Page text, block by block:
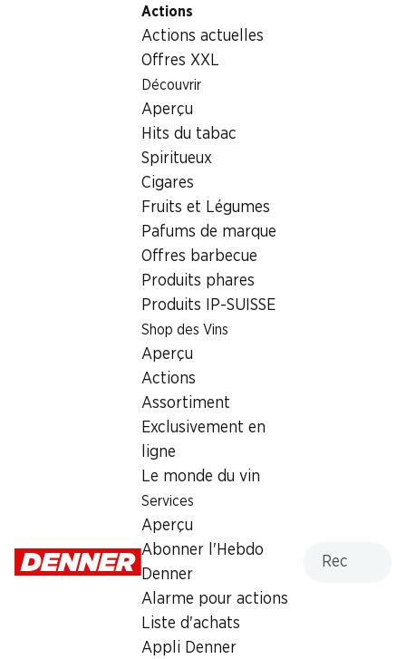
Actions
Actions actuelles
Offres XXL
Découvrir
Aperçu
Hits du tabac
Spiritueux
Cigares
Fruits et Légumes
Pafums de marque
Offres barbecue
Produits phares
Produits IP-SUISSE
Shop des Vins
Aperçu
Actions
Assortiment
Exclusivement en
ligne
Le monde du vin
Services
Aperçu
Abonner l'Hebdo
Denner
Alarme pour actions
Liste d'achats
Appli Denner
Surgelés
Épinards en branche IP-SUISSE
Épinards en branche IP-SUISSE
non assaisonné, 600 g
Labels et distinctions
1101698